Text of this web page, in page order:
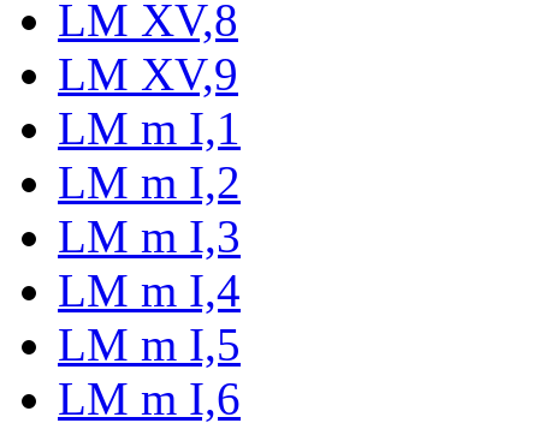
LM XV,8
LM XV,9
LM m I,1
LM m I,2
LM m I,3
LM m I,4
LM m I,5
LM m I,6